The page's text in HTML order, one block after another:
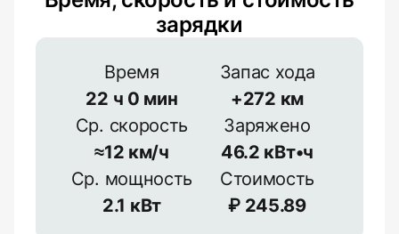
Подключение
большую мощность, но встречается реже
1-фазное
3-фазное
Напряжение
зарядки
Время
22 ч 0 мин
Запас хода
+272 км
Ср. скорость
≈12 км/ч
Заряжено
46.2 кВт•ч
Эффективность
≈90 %
Ср. мощность
2.1 кВт
Стоимость
₽ 245.89